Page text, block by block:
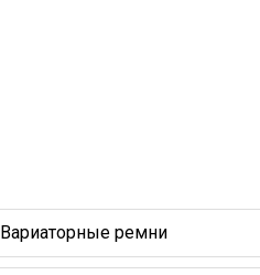
Вариаторные ремни